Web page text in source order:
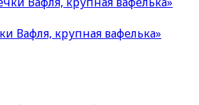
Вафля, крупная вафелька»